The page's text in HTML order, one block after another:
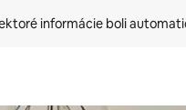
informácie boli